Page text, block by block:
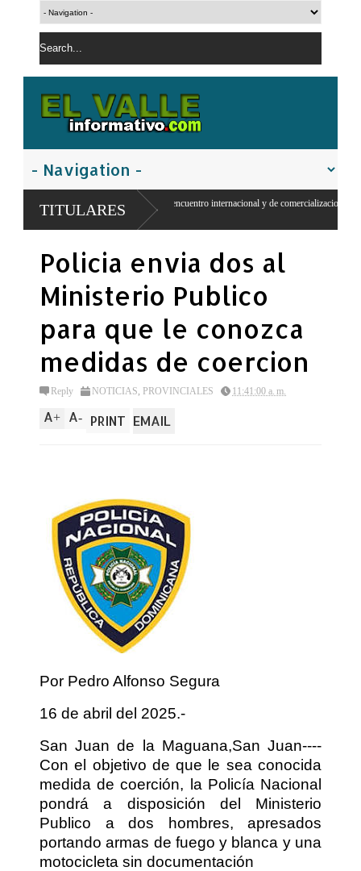
TITULARES
de la Maguana encuentro internacional y de comercializacion
Abinader
Policia envia dos al
Ministerio Publico
para que le conozca
medidas de coercion
Reply NOTICIAS, PROVINCIALES 11:41:00 a. m.
A+ A- PRINT EMAIL
Por Pedro Alfonso Segura
16 de abril del 2025.-
San Juan de la Maguana,San Juan----
Con el objetivo de que le sea conocida
medida de coerción, la Policía Nacional
pondrá a disposición del Ministerio
Publico a dos hombres, apresados
portando armas de fuego y blanca y una
motocicleta sin documentación